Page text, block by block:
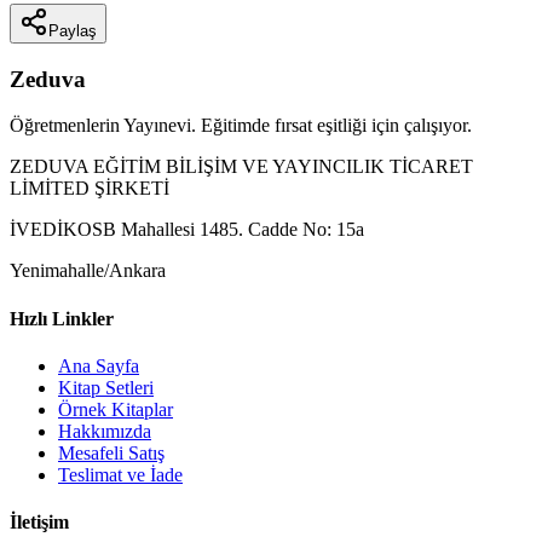
Paylaş
Zeduva
Öğretmenlerin Yayınevi. Eğitimde fırsat eşitliği için çalışıyor.
ZEDUVA EĞİTİM BİLİŞİM VE YAYINCILIK TİCARET
LİMİTED ŞİRKETİ
İVEDİKOSB Mahallesi 1485. Cadde No: 15a
Yenimahalle/Ankara
Hızlı Linkler
Ana Sayfa
Kitap Setleri
Örnek Kitaplar
Hakkımızda
Mesafeli Satış
Teslimat ve İade
İletişim